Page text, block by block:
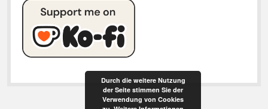
Durch die weitere Nutzung
der Seite stimmen Sie der
Verwendung von Cookies